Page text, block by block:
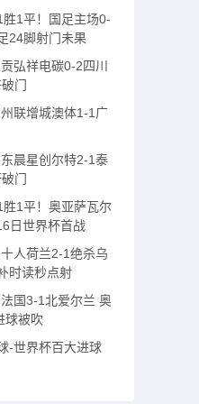
1平！国足主场0-
24脚射门未果
弘祥电碳0-2四川
门
联增城澳体1-1广
晨星创尔特2-1泰
门
1平！奥亚萨瓦尔
日世界杯首战
人荷兰2-1绝杀乌
时读秒点射
国3-1北爱尔兰 奥
球被吹
-世界杯百大进球